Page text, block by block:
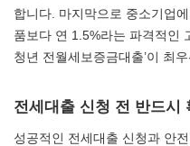
합니다. 마지막으로 중소기업
품보다 연 1.5%라는 파격적인
청년 전월세보증금대출’이 최
전세대출 신청 전 반드시
성공적인 전세대출 신청과 안